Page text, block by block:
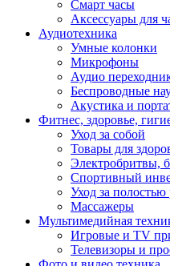
Смарт часы
Аксессуары для
Аудиотехника
Умные колонки
Микрофоны
Аудио
Беспроводные
Акустика и
Фитнес, здоровье,
Уход за собой
Товары для
Электробритвы,
Спортивный
Уход за полостью
Массажеры
Мультимедийная
Игровые и TV
Телевизоры и